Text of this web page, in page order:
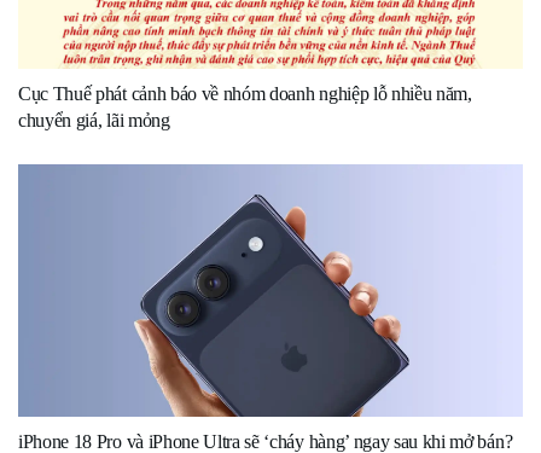
Cục Thuế phát cảnh báo về nhóm doanh nghiệp lỗ nhiều năm,
chuyển giá, lãi mỏng
iPhone 18 Pro và iPhone Ultra sẽ ‘cháy hàng’ ngay sau khi mở bán?